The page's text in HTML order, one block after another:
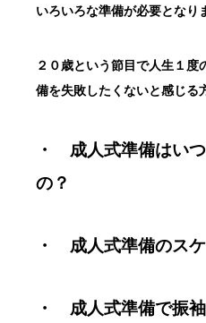
いろいろな準備が必要となり
２０歳という節目で人生１
備を失敗したくないと感じる
・ 成人式準備はい
の？
・ 成人式準備のス
・ 成人式準備で振